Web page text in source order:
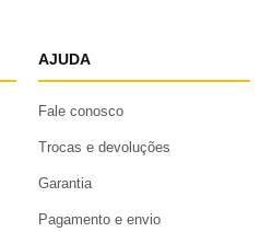
AJUDA
Fale conosco
Trocas e devoluções
Garantia
Pagamento e envio